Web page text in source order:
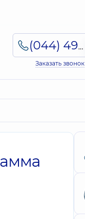
(044) 495-2-888
Заказать звонок